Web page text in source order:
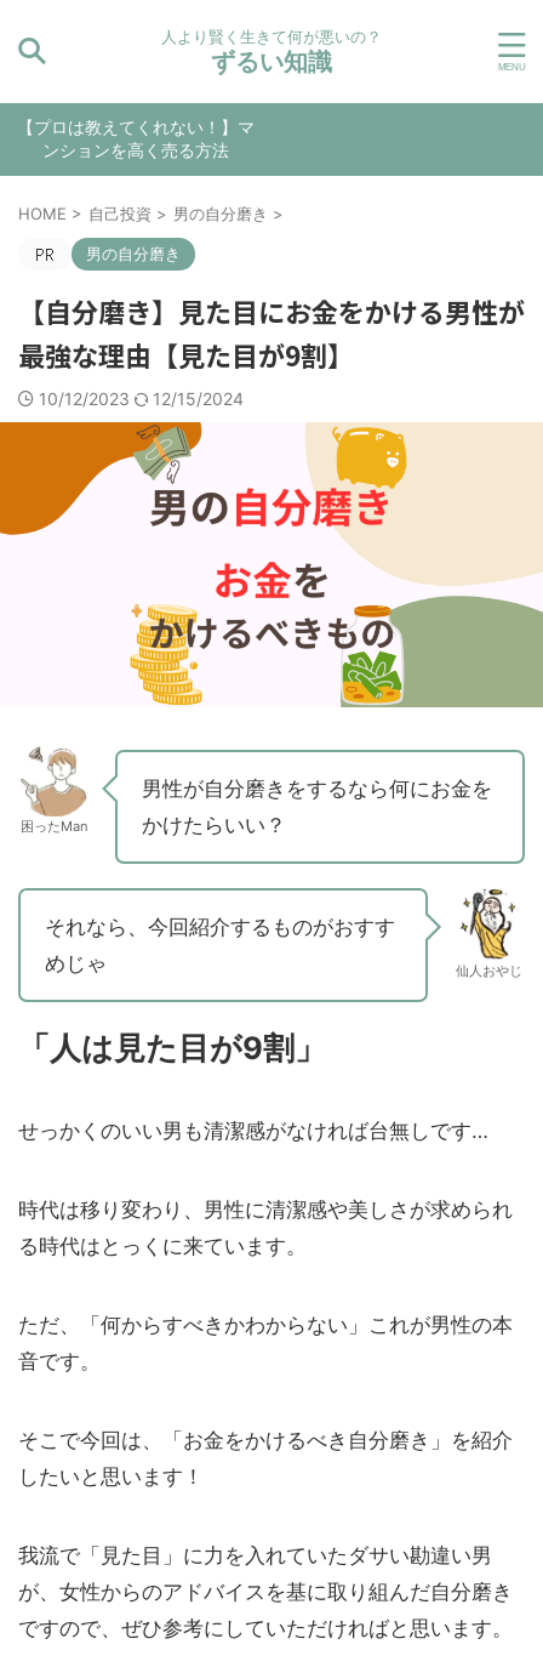
人より賢く生きて何が悪いの？
ずるい知識
【プロは教えてくれない！】マ
ンションを高く売る方法
HOME > 自己投資 > 男の自分磨き >
男の自分磨き
【自分磨き】見た目にお金をかける男性が
最強な理由【見た目が9割】
10/12/2023 12/15/2024
困ったMan
男性が自分磨きをするなら何にお金を
かけたらいい？
それなら、今回紹介するものがおすす
めじゃ
仙人おやじ
「人は見た目が9割」
せっかくのいい男も清潔感がなければ台無しです…
時代は移り変わり、男性に清潔感や美しさが求められ
る時代はとっくに来ています。
ただ、「何からすべきかわからない」これが男性の本
音です。
そこで今回は、「お金をかけるべき自分磨き」を紹介
したいと思います！
我流で「見た目」に力を入れていたダサい勘違い男
が、女性からのアドバイスを基に取り組んだ自分磨き
ですので、ぜひ参考にしていただければと思います。